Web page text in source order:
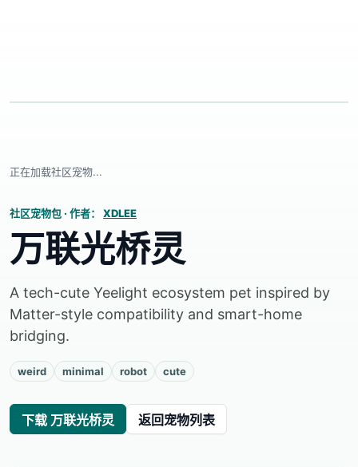
正在加载社区宠物...
社区宠物包 · 作者： XDLEE
万联光桥灵
A tech-cute Yeelight ecosystem pet inspired by
Matter-style compatibility and smart-home
bridging.
weird minimal robot cute
下载 万联光桥灵 返回宠物列表